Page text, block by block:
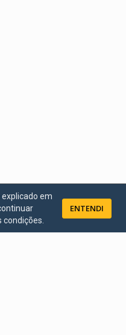
em
ENTENDI